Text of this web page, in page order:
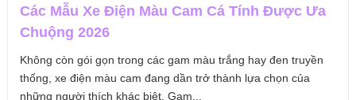
Các Mẫu Xe Điện Màu Cam Cá Tính Được Ưa
Chuộng 2026
Không còn gói gọn trong các gam màu trắng hay đen truyền
thống, xe điện màu cam đang dần trở thành lựa chọn của
những người thích khác biệt. Gam...